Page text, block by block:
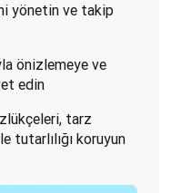
yönetin ve takip
önizlemeye ve
edin
tarz
tutarlılığı koruyun